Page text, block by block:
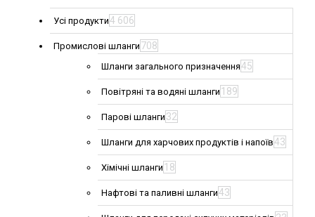
Усі продукти4 606
Промислові шланги 708
Шланги загального призначення45
Повітряні та водяні шланги 189
Парові шланги 32
Шланги для харчових продуктів і напоїв43
Хімічні шланги 18
Нафтові та паливні шланги43